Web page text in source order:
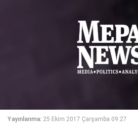
Yayınlanma: 25 Ekim 2017 Çarşamba 09:27